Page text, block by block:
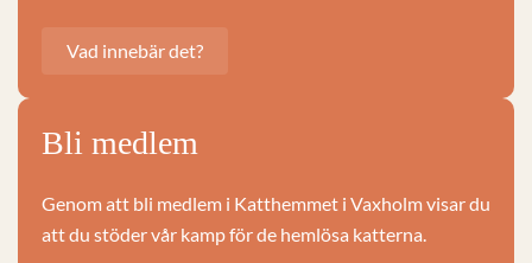
Vad innebär det?
Bli medlem
Genom att bli medlem i Katthemmet i Vaxholm visar du
att du stöder vår kamp för de hemlösa katterna.